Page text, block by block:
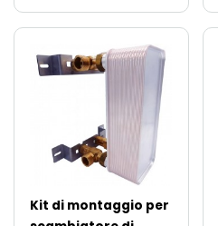
Kit di montaggio per